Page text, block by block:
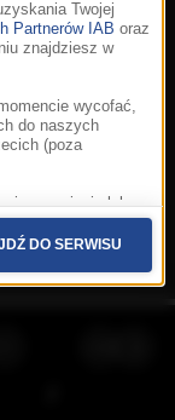
akceptację
Radio Muzyka
sp. k.
Twojej
Partnerów IAB oraz
znajdziesz w
wycofać,
do naszych
(poza
usunięcia lub
skargi do
polityce prywatności
znajdują się w
DO SERWISU